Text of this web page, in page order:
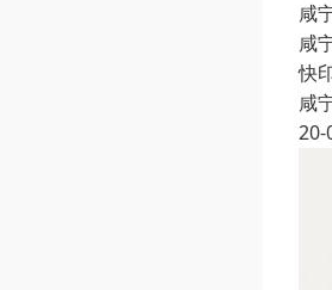
咸
咸
快
咸
20-